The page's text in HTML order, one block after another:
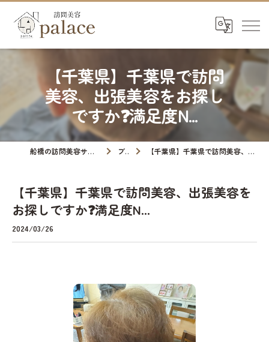
【千葉県】千葉県で訪問
美容、出張美容をお探し
ですか❓満足度N...
船橋の訪問美容サロンなら訪問美容palace ブログ 【千葉県】千葉県で訪問美容、出張美容をお探しですか❓満足度N...
【千葉県】千葉県で訪問美容、出張美容を
お探しですか❓満足度N...
2024/03/26